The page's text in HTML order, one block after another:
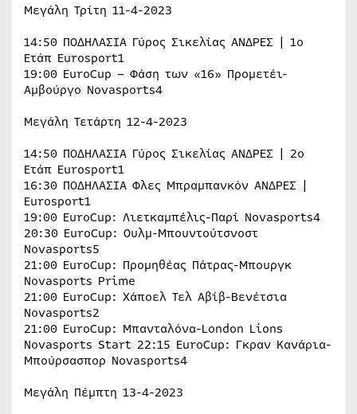
Μεγάλη Τρίτη 11-4-2023
14:50 ΠΟΔΗΛΑΣΙΑ Γύρος Σικελίας ΑΝΔΡΕΣ | 1ο
Ετάπ Eurosport1
19:00 EuroCup – Φάση των «16» Προμετέι-
Αμβούργο Novasports4
Μεγάλη Τετάρτη 12-4-2023
14:50 ΠΟΔΗΛΑΣΙΑ Γύρος Σικελίας ΑΝΔΡΕΣ | 2ο
Ετάπ Eurosport1
16:30 ΠΟΔΗΛΑΣΙΑ Φλες Μπραμπανκόν ΑΝΔΡΕΣ |
Eurosport1
19:00 EuroCup: Λιετκαμπέλις-Παρί Novasports4
20:30 EuroCup: Ουλμ-Μπουντούτσνοστ
Novasports5
21:00 EuroCup: Προμηθέας Πάτρας-Μπουργκ
Novasports Prime
21:00 EuroCup: Χάποελ Τελ Αβίβ-Βενέτσια
Novasports2
21:00 EuroCup: Μπανταλόνα-London Lions
Novasports Start 22:15 EuroCup: Γκραν Κανάρια-
Μπούρσασπορ Novasports4
Μεγάλη Πέμπτη 13-4-2023